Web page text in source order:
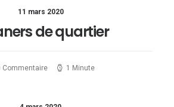
11 mars 2020
de quartier
Commentaire 1 Minute